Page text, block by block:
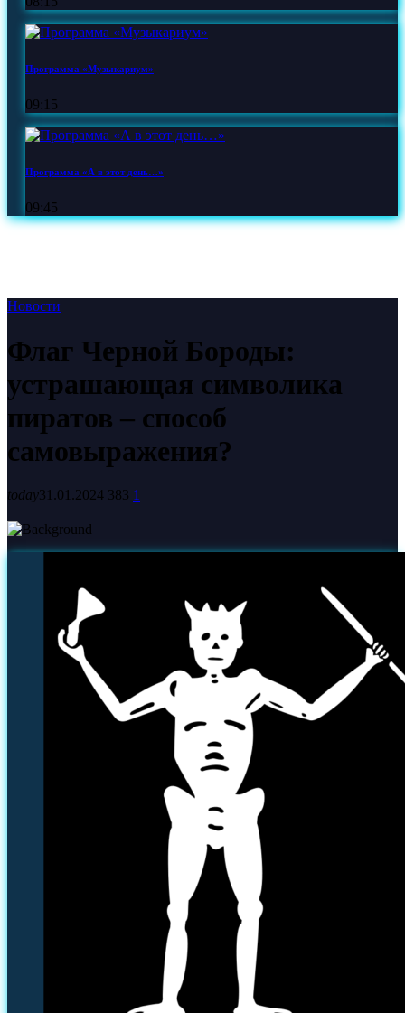
Программа «Музыкариум»
09:15
Программа «А в этот день…»
09:45
Новости
Флаг Черной Бороды:
устрашающая символика
пиратов – способ
самовыражения?
today31.01.2024 383 1